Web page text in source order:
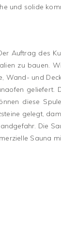
und solide
Auftrag des
zu bauen.
Wand- und
geliefert.
diese
​​gelegt,
Die
Sauna